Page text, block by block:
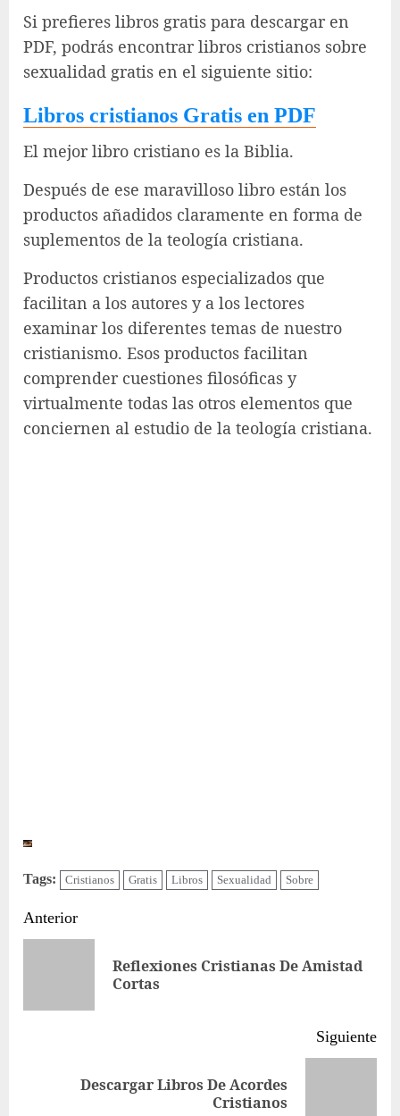
Si prefieres libros gratis para descargar en
PDF, podrás encontrar libros cristianos sobre
sexualidad gratis en el siguiente sitio:
Libros cristianos Gratis en PDF
El mejor libro cristiano es la Biblia.
Después de ese maravilloso libro están los
productos añadidos claramente en forma de
suplementos de la teología cristiana.
Productos cristianos especializados que
facilitan a los autores y a los lectores
examinar los diferentes temas de nuestro
cristianismo. Esos productos facilitan
comprender cuestiones filosóficas y
virtualmente todas las otros elementos que
conciernen al estudio de la teología cristiana.
Tags: Cristianos Gratis Libros Sexualidad Sobre
Sigue
Anterior
Reflexiones Cristianas De Amistad
Cortas
Siguiente
SiguienteDescargar Libros De Acordes
Cristianos